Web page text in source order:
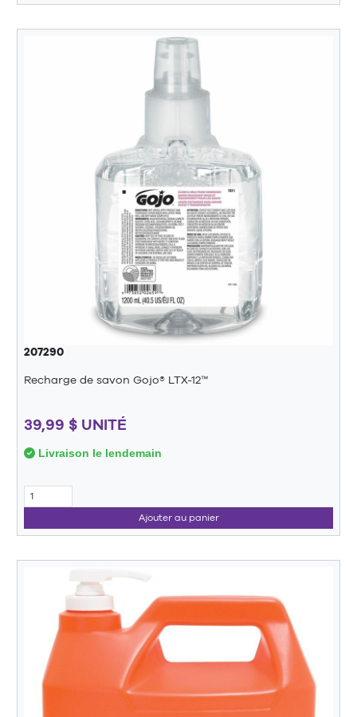
207290
Recharge de savon Gojo® LTX-12™
39,99 $ UNITÉ
Livraison le lendemain
Ajouter au panier